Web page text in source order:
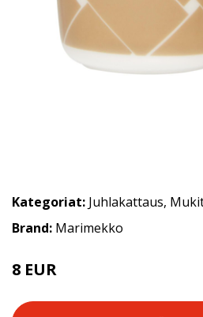
Kategoriat: Juhlakattaus,
Brand: Marimekko
8 EUR